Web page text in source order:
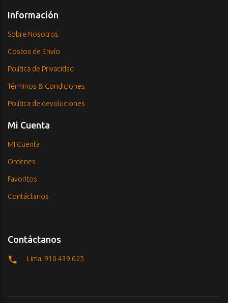
Información
Sobre Nosotros
Costos de Envío
Política de Privacidad
Términos & Condiciones
Política de devoluciones
Mi Cuenta
Mi Cuenta
Ordenes
Favoritos
Contáctanos
Contáctanos
Lima: 910 439 625